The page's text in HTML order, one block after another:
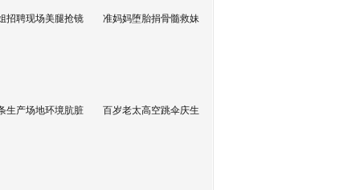
招聘现场美腿抢镜 准妈妈堕胎捐骨髓救妹
生产场地环境肮脏 百岁老太高空跳伞庆生